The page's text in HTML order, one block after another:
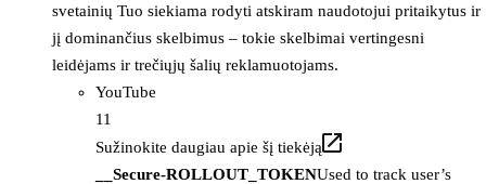
svetainių Tuo siekiama rodyti atskiram naudotojui pritaikytus ir
jį dominančius skelbimus – tokie skelbimai vertingesni
leidėjams ir trečiųjų šalių reklamuotojams.
YouTube
11
Sužinokite daugiau apie šį tiekėją
__Secure-ROLLOUT_TOKENUsed to track user’s